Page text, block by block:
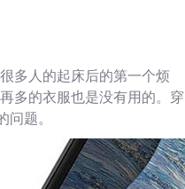
多人的起床后的第一个烦
多的衣服也是没有用的。穿
问题。